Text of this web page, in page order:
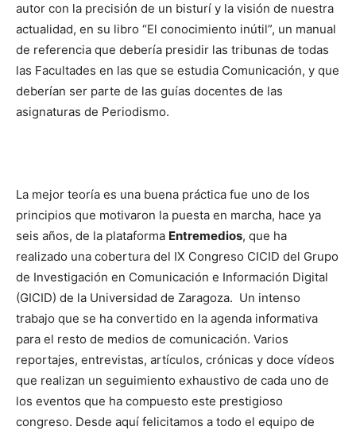
autor con la precisión de un bisturí y la visión de nuestra
actualidad, en su libro “El conocimiento inútil”, un manual
de referencia que debería presidir las tribunas de todas
las Facultades en las que se estudia Comunicación, y que
deberían ser parte de las guías docentes de las
asignaturas de Periodismo.
La mejor teoría es una buena práctica fue uno de los
principios que motivaron la puesta en marcha, hace ya
seis años, de la plataforma Entremedios, que ha
realizado una cobertura del IX Congreso CICID del Grupo
de Investigación en Comunicación e Información Digital
(GICID) de la Universidad de Zaragoza. Un intenso
trabajo que se ha convertido en la agenda informativa
para el resto de medios de comunicación. Varios
reportajes, entrevistas, artículos, crónicas y doce vídeos
que realizan un seguimiento exhaustivo de cada uno de
los eventos que ha compuesto este prestigioso
congreso. Desde aquí felicitamos a todo el equipo de